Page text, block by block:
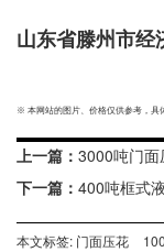
山东省滕州市经
※ 本网站的图片、价格仅供参考，具
上一篇： 3000吨门
下一篇： 400吨框式
本文标签: 门面压花